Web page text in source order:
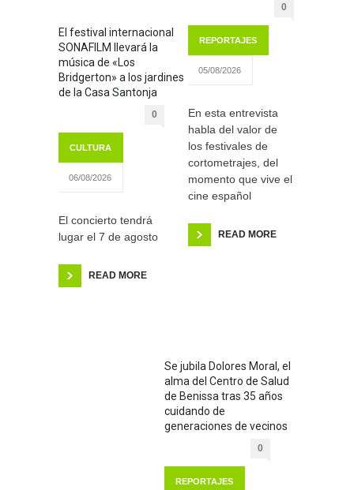
El festival internacional
SONAFILM llevará la
música de «Los
Bridgerton» a los jardines
de la Casa Santonja
0
CULTURA
06/08/2026
El concierto tendrá
lugar el 7 de agosto
READ MORE
0
REPORTAJES
05/08/2026
En esta entrevista
habla del valor de
los festivales de
cortometrajes, del
momento que vive el
cine español
READ MORE
Se jubila Dolores Moral, el
alma del Centro de Salud
de Benissa tras 35 años
cuidando de
generaciones de vecinos
0
REPORTAJES